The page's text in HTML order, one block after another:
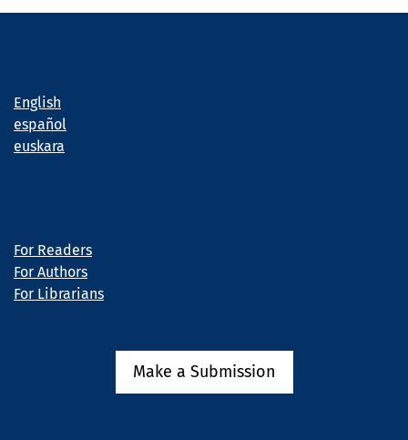
English
español
euskara
For Readers
For Authors
For Librarians
Make a Submission